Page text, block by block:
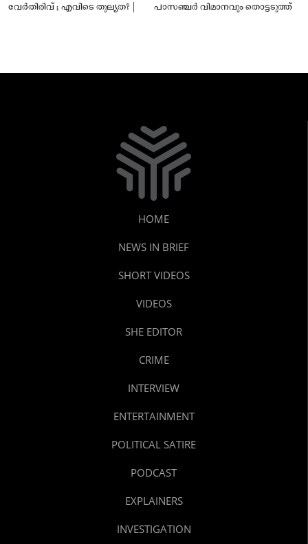
വേർതിരിവ് ; എവിടെ തുല്യത? |
പാസഞ്ചര്‍ വിമാനവും തൊട്ടടുത്ത്
HOME
NEWS IN BRIEF
SHORT VIDEOS
VIDEOS
SHE EDITOR
CRIME
INTERVIEW
ENTERTAINMENT
POLITICAL SATIRE
PODCAST
EXPLAINERS
INVESTIGATION